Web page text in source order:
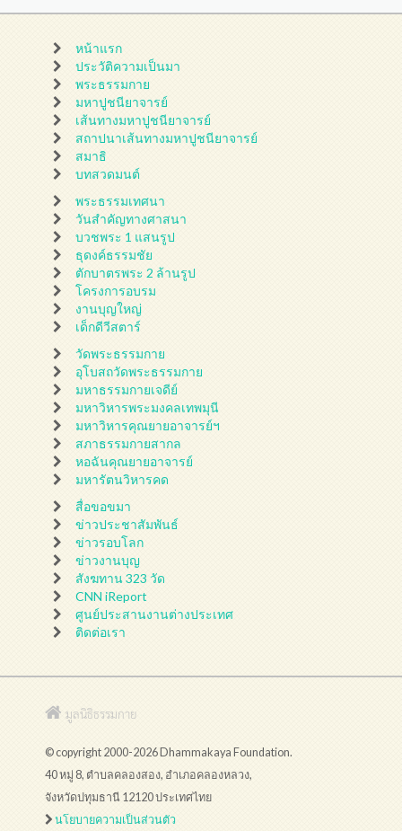
หน้าแรก
ประวัติความเป็นมา
พระธรรมกาย
มหาปูชนียาจารย์
เส้นทางมหาปูชนียาจารย์
สถาปนาเส้นทางมหาปูชนียาจารย์
สมาธิ
บทสวดมนต์
พระธรรมเทศนา
วันสำคัญทางศาสนา
บวชพระ 1 แสนรูป
ธุดงค์ธรรมชัย
ตักบาตรพระ 2 ล้านรูป
โครงการอบรม
งานบุญใหญ่
เด็กดีวีสตาร์
วัดพระธรรมกาย
อุโบสถวัดพระธรรมกาย
มหาธรรมกายเจดีย์
มหาวิหารพระมงคลเทพมุนี
มหาวิหารคุณยายอาจารย์ฯ
สภาธรรมกายสากล
หอฉันคุณยายอาจารย์
มหารัตนวิหารคด
สื่อขอขมา
ข่าวประชาสัมพันธ์
ข่าวรอบโลก
ข่าวงานบุญ
สังฆทาน 323 วัด
CNN iReport
ศูนย์ประสานงานต่างประเทศ
ติดต่อเรา
มูลนิธิธรรมกาย
© copyright 2000-2026 Dhammakaya Foundation.
40 หมู่ 8, ตำบลคลองสอง, อำเภอคลองหลวง,
จังหวัดปทุมธานี 12120 ประเทศไทย
นโยบายความเป็นส่วนตัว